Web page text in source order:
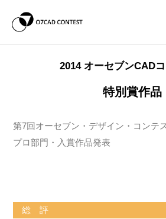
2014 オーセブンCAD
特別賞作品
第7回オーセブン・デザイン・コンテ
プロ部門・入賞作品発表
総 評